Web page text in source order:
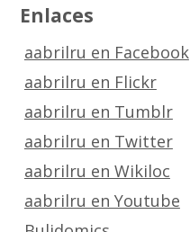
Enlaces
aabrilru en Facebook
aabrilru en Flickr
aabrilru en Tumblr
aabrilru en Twitter
aabrilru en Wikiloc
aabrilru en Youtube